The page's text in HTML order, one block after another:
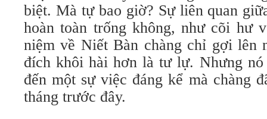
biệt. Mà tự bao giờ? Sự liên quan
hoàn toàn trống không, như cõi
niệm về Niết Bàn chàng chỉ gợi lên
đích khôi hài hơn là tư lự. Nhưng
đến một sự việc đáng kể mà chàng
tháng trước đây.